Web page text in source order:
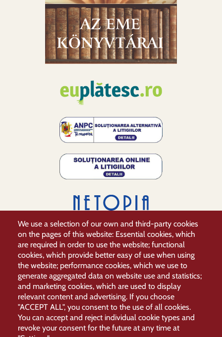
© 2026 Erdélyi Múzeum Egyesület, All rights reserved.
Támogassa az EMÉ-t
We use a selection of our own and third-party cookies
on the pages of this website: Essential cookies, which
are required in order to use the website; functional
cookies, which provide better easy of use when using
the website; performance cookies, which we use to
generate aggregated data on website use and statistics;
and marketing cookies, which are used to display
relevant content and advertising. If you choose
"ACCEPT ALL", you consent to the use of all cookies.
You can accept and reject individual cookie types and
revoke your consent for the future at any time at